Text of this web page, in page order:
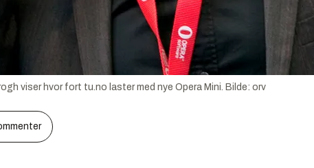
viser hvor fort tu.no laster med nye Opera Mini. Bilde: orv